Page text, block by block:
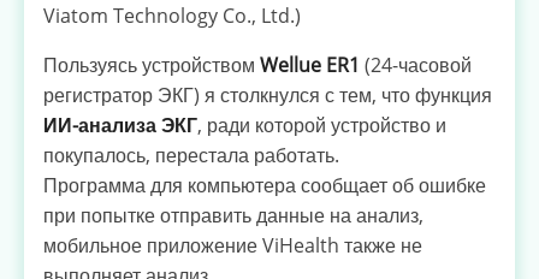
Viatom Technology Co., Ltd.)
Пользуясь устройством Wellue ER1 (24-часовой
регистратор ЭКГ) я столкнулся с тем, что функция
ИИ-анализа ЭКГ, ради которой устройство и
покупалось, перестала работать.
Программа для компьютера сообщает об ошибке
при попытке отправить данные на анализ,
мобильное приложение ViHealth также не